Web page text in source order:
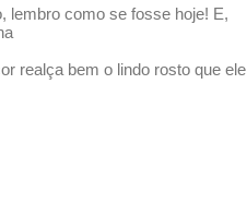
lembro como se fosse hoje! E,
realça bem o lindo rosto que ele